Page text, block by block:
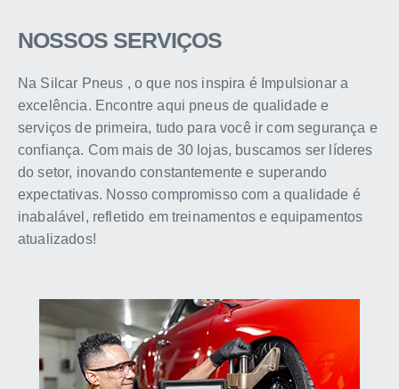
NOSSOS SERVIÇOS
Na Silcar Pneus , o que nos inspira é Impulsionar a
excelência. Encontre aqui pneus de qualidade e
serviços de primeira, tudo para você ir com segurança e
confiança. Com mais de 30 lojas, buscamos ser líderes
do setor, inovando constantemente e superando
expectativas. Nosso compromisso com a qualidade é
inabalável, refletido em treinamentos e equipamentos
atualizados!